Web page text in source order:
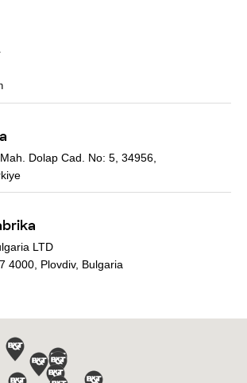
Dolap Cad. No: 5, 34956,
LTD
4000, Plovdiv, Bulgaria